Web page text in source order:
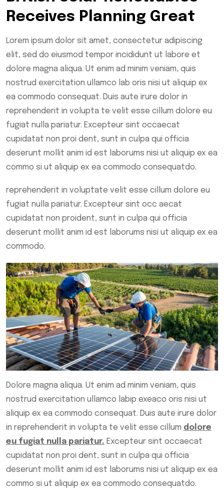
Receives Planning Great
Lorem ipsum dolor sit amet, consectetur adipiscing
elit, sed do eiusmod tempor incididunt ut labore et
dolore magna aliqua. Ut enim ad minim veniam, quis
nostrud exercitation ullamco lab oris nisi ut aliquip ex
ea commodo consequat. Duis aute irure dolor in
reprehenderit in volupta te velit esse cillum dolore eu
fugiat nulla pariatur. Excepteur sint occaecat
cupidatat non proi dent, sunt in culpa qui officia
deserunt mollit anim id est laborums nisi ut aliquip ex ea
commo si ut aliquip ex ea commodo consequatdo.
reprehenderit in voluptate velit esse cillum dolore eu
fugiat nulla pariatur. Excepteur sint occ aecat
cupidatat non proident, sunt in culpa qui officia
deserunt mollit anim id est laborums nisi ut aliquip ex ea
commodo.
Dolore magna aliqua. Ut enim ad minim veniam, quis
nostrud exercitation ullamco labip exeaco oris nisi ut
aliquip ex ea commodo consequat. Duis aute irure dolor
in reprehenderit in volupta te velit esse cillum dolore
eu fugiat nulla pariatur. Excepteur sint occaecat
cupidatat non proi dent, sunt in culpa qui officia
deserunt mollit anim id est laborums nisi ut aliquip ex ea
commo si ut aliquip ex ea commodo consequatdo.